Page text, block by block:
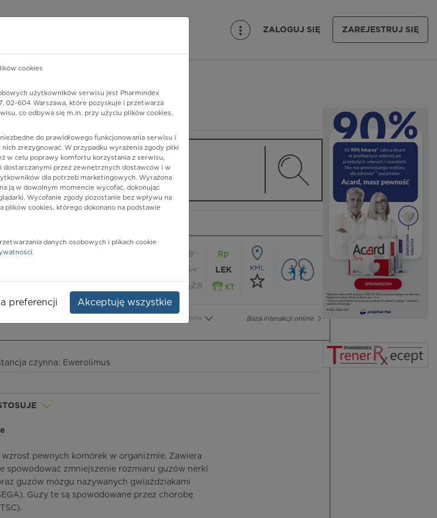
ZALOGUJ SIĘ ZAREJESTRUJ SIĘ
lider wiedzy o lekach
tabl.
18
65+
CIĄŻA
Rp
LEK
KML
Baza interakcji online
Inne
czynna: Ewerolimus
pewnych komórek w organizmie. Zawiera
spowodować zmniejszenie rozmiaru guzów nerki
guzów mózgu nazywanych gwiaździakami
Guzy te są spowodowane przez chorobę
cookies
użytkowników serwisu jest Pharmindex
7, 02-604 Warszawa, które pozyskuje i przetwarza
co odbywa się m.in. przy użyciu plików cookies.
do prawidłowego funkcjonowania serwisu i
zrezygnować. W przypadku wyrażenia zgody pliki
w celu poprawy komfortu korzystania z serwisu,
dostarczanymi przez zewnętrznych dostawców i w
dla potrzeb marketingowych. Wyrażona
ją w dowolnym momencie wycofać, dokonując
Wycofanie zgody pozostanie bez wpływu na
plików cookies, którego dokonano na podstawie
danych osobowych i plikach cookie
.
preferencji Akceptuję wszystkie